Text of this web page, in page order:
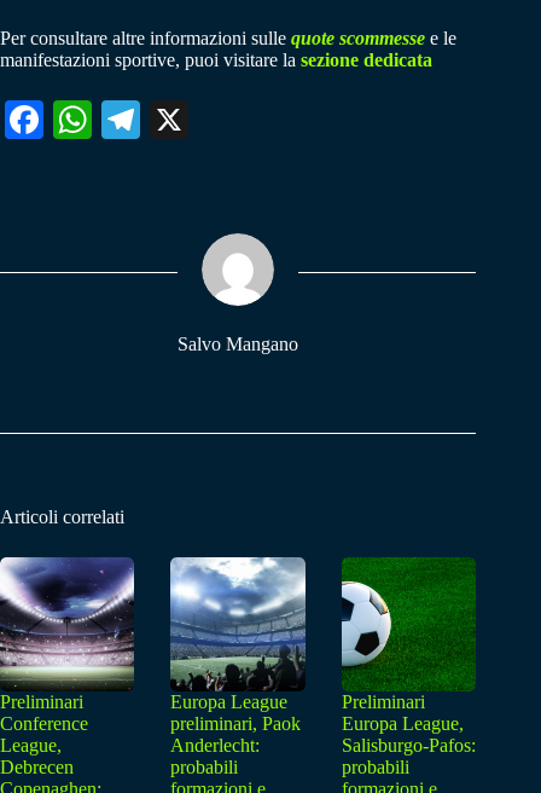
Per consultare altre informazioni sulle quote scommesse e le
manifestazioni sportive, puoi visitare la sezione dedicata
Fa W
pp
Te
m
Salvo Mangano
Articoli correlati
Preliminari
Conference
League,
Debrecen
Europa League
preliminari, Paok
Anderlecht:
probabili
Preliminari
Europa League,
Salisburgo-Pafos:
probabili